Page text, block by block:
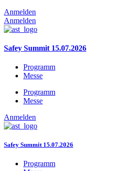
Anmelden
Anmelden
Safey Summit 15.07.2026
Programm
Messe
Programm
Messe
Anmelden
Safey Summit 15.07.2026
Programm